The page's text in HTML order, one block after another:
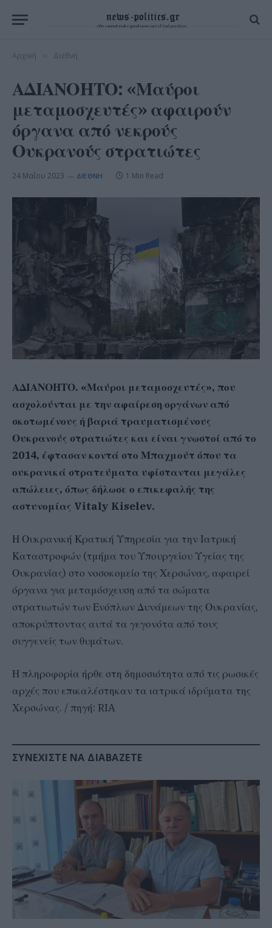
Αρχική Διεθνή
ΑΔΙΑΝΟΗΤΟ: «Μαύροι
μεταμοσχευτές» αφαιρούν
όργανα από νεκρούς
Ουκρανούς στρατιώτες
24 Μαΐου 2023 ΔΙΕΘΝΉ 1 Min Read
ΑΔΙΑΝΟΗΤΟ. «Μαύροι μεταμοσχευτές», που
ασχολούνται με την αφαίρεση οργάνων από
σκοτωμένους ή βαριά τραυματισμένους
Ουκρανούς στρατιώτες και είναι γνωστοί από το
2014, έφτασαν κοντά στο Μπαχμούτ όπου τα
ουκρανικά στρατεύματα υφίστανται μεγάλες
απώλειες, όπως δήλωσε ο επικεφαλής της
αστυνομίας Vitaly Kiselev.
Η Ουκρανική Κρατική Υπηρεσία για την Ιατρική
Καταστροφών (τμήμα του Υπουργείου Υγείας της
Ουκρανίας) στο νοσοκομείο της Χερσώνας, αφαιρεί
όργανα για μεταμόσχευση από τα σώματα
στρατιωτών των Ενόπλων Δυνάμεων της Ουκρανίας,
αποκρύπτοντας αυτά τα γεγονότα από τους
συγγενείς των θυμάτων.
Η πληροφορία ήρθε στη δημοσιότητα από τις ρωσικές
αρχές που επικαλέστηκαν τα ιατρικά ιδρύματα της
Χερσώνας. / πηγή: RIA
ΣΥΝΕΧΊΣΤΕ ΝΑ ΔΙΑΒΆΖΕΤΕ